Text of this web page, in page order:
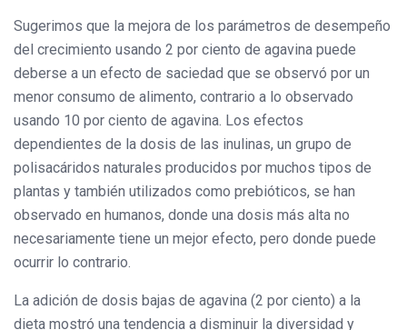
Sugerimos que la mejora de los parámetros de desempeño
del crecimiento usando 2 por ciento de agavina puede
deberse a un efecto de saciedad que se observó por un
menor consumo de alimento, contrario a lo observado
usando 10 por ciento de agavina. Los efectos
dependientes de la dosis de las inulinas, un grupo de
polisacáridos naturales producidos por muchos tipos de
plantas y también utilizados como prebióticos, se han
observado en humanos, donde una dosis más alta no
necesariamente tiene un mejor efecto, pero donde puede
ocurrir lo contrario.
La adición de dosis bajas de agavina (2 por ciento) a la
dieta mostró una tendencia a disminuir la diversidad y